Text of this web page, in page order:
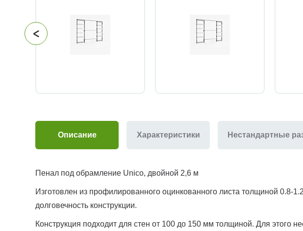
Описание Характеристики Нестандартные
Пенал под обрамление Unico, двойной 2,6 м
Изготовлен из профилированного оцинкованного листа толщиной
долговечность конструкции.
Конструкция подходит для стен от 100 до 150 мм толщиной. Для этого